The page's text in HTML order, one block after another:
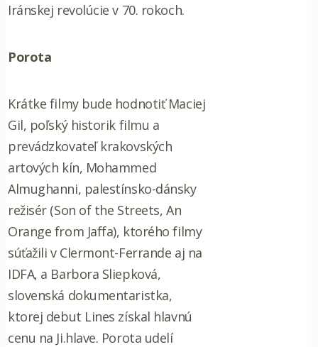
Iránskej revolúcie v 70. rokoch.
Porota
Krátke filmy bude hodnotiť Maciej
Gil, poľský historik filmu a
prevádzkovateľ krakovských
artových kín, Mohammed
Almughanni, palestínsko-dánsky
režisér (Son of the Streets, An
Orange from Jaffa), ktorého filmy
súťažili v Clermont-Ferrande aj na
IDFA, a Barbora Sliepková,
slovenská dokumentaristka,
ktorej debut Lines získal hlavnú
cenu na Ji.hlave. Porota udelí